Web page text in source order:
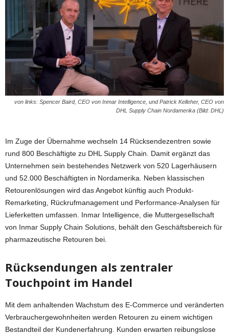
von links: Spencer Baird, CEO von Inmar Intelligence, und Patrick Kelleher, CEO von
DHL Supply Chain Nordamerika (Bild: DHL)
Im Zuge der Übernahme wechseln 14 Rücksendezentren sowie
rund 800 Beschäftigte zu DHL Supply Chain. Damit ergänzt das
Unternehmen sein bestehendes Netzwerk von 520 Lagerhäusern
und 52.000 Beschäftigten in Nordamerika. Neben klassischen
Retourenlösungen wird das Angebot künftig auch Produkt-
Remarketing, Rückrufmanagement und Performance-Analysen für
Lieferketten umfassen. Inmar Intelligence, die Muttergesellschaft
von Inmar Supply Chain Solutions, behält den Geschäftsbereich für
pharmazeutische Retouren bei.
Rücksendungen als zentraler
Touchpoint im Handel
Mit dem anhaltenden Wachstum des E-Commerce und veränderten
Verbrauchergewohnheiten werden Retouren zu einem wichtigen
Bestandteil der Kundenerfahrung. Kunden erwarten reibungslose